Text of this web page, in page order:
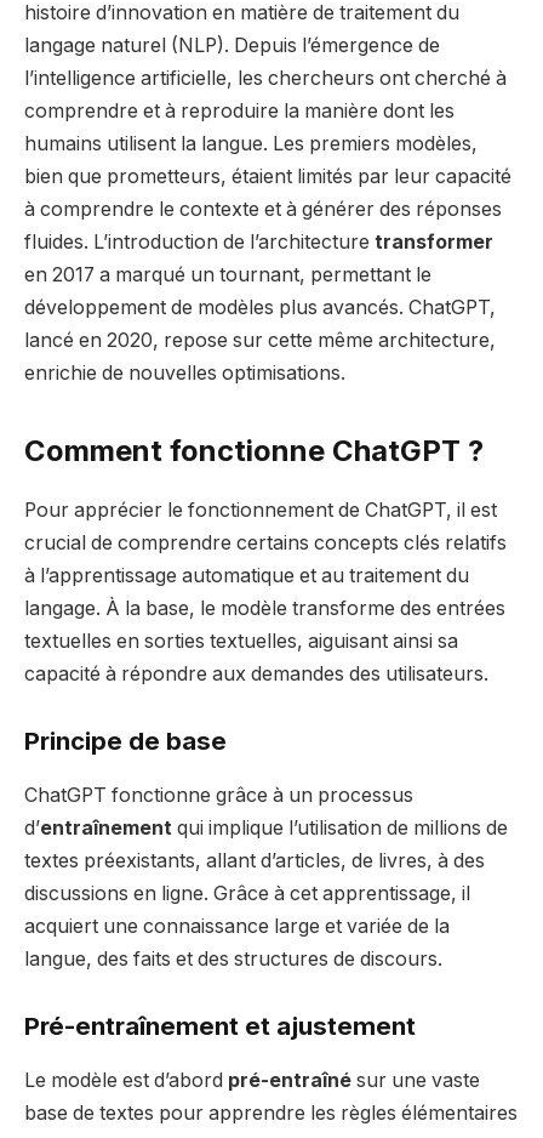
histoire d’innovation en matière de traitement du
langage naturel (NLP). Depuis l’émergence de
l’intelligence artificielle, les chercheurs ont cherché à
comprendre et à reproduire la manière dont les
humains utilisent la langue. Les premiers modèles,
bien que prometteurs, étaient limités par leur capacité
à comprendre le contexte et à générer des réponses
fluides. L’introduction de l’architecture transformer
en 2017 a marqué un tournant, permettant le
développement de modèles plus avancés. ChatGPT,
lancé en 2020, repose sur cette même architecture,
enrichie de nouvelles optimisations.
Comment fonctionne ChatGPT ?
Pour apprécier le fonctionnement de ChatGPT, il est
crucial de comprendre certains concepts clés relatifs
à l’apprentissage automatique et au traitement du
langage. À la base, le modèle transforme des entrées
textuelles en sorties textuelles, aiguisant ainsi sa
capacité à répondre aux demandes des utilisateurs.
Principe de base
ChatGPT fonctionne grâce à un processus
d’entraînement qui implique l’utilisation de millions de
textes préexistants, allant d’articles, de livres, à des
discussions en ligne. Grâce à cet apprentissage, il
acquiert une connaissance large et variée de la
langue, des faits et des structures de discours.
Pré-entraînement et ajustement
Le modèle est d’abord pré-entraîné sur une vaste
base de textes pour apprendre les règles élémentaires